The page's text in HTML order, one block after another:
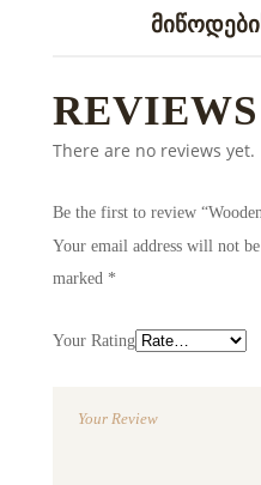
REVIEWS
There are no reviews yet.
Be the first to review
Your email address will not be
marked *
Your Rating